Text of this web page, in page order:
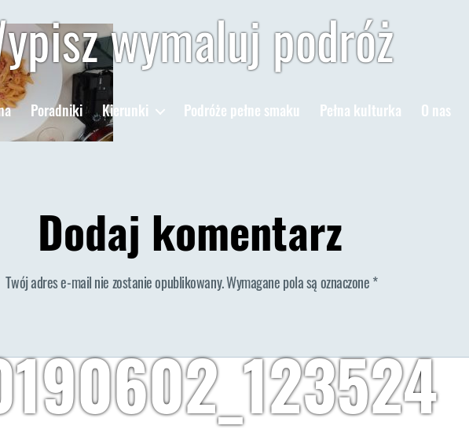
wymaluj podróż
Poradniki Kierunki Podróże pełne smaku Pełna kulturka O nas
Dodaj komentarz
Twój adres e-mail nie zostanie opublikowany.Wymagane pola są oznaczone*